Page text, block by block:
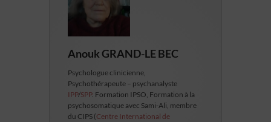
Anouk GRAND-LE BEC
Psychologue clinicienne,
Psychothérapeute – psychanalyste
IPP/SPP. Formation IPSO, Formation à la
psychosomatique avec Sami-Ali, membre
du CIPS (Centre International de